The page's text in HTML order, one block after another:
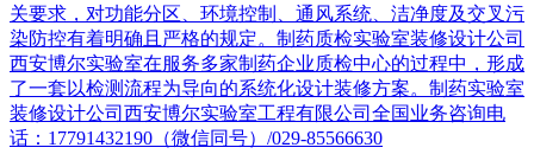
关要求，对功能分区、环境控制、通风系统、洁净度及交叉污
染防控有着明确且严格的规定。制药质检实验室装修设计公司
西安博尔实验室在服务多家制药企业质检中心的过程中，形成
了一套以检测流程为导向的系统化设计装修方案。制药实验室
装修设计公司西安博尔实验室工程有限公司全国业务咨询电
话：17791432190（微信同号）/029-85566630